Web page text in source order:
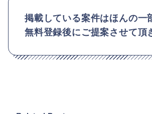
掲載している案件はほんの一
無料登録後にご提案させて頂